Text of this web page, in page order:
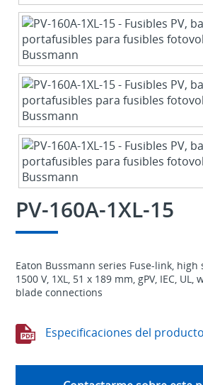
PV-160A-1XL-15
Eaton Bussmann series Fuse-link, high
1500 V, 1XL, 51 x 189 mm, gPV, IEC,
blade connections
Especificaciones del producto